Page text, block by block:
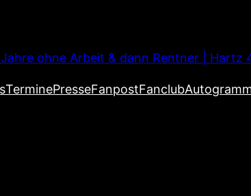
ohne Arbeit & dann Rentner | Hartz
TerminePresseFanpostFanclub